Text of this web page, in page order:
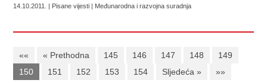
14.10.2011. | Pisane vijesti | Međunarodna i razvojna suradnja
«« « Prethodna 145 146 147 148
149
150
151 152 153 154 Sljedeća » »»